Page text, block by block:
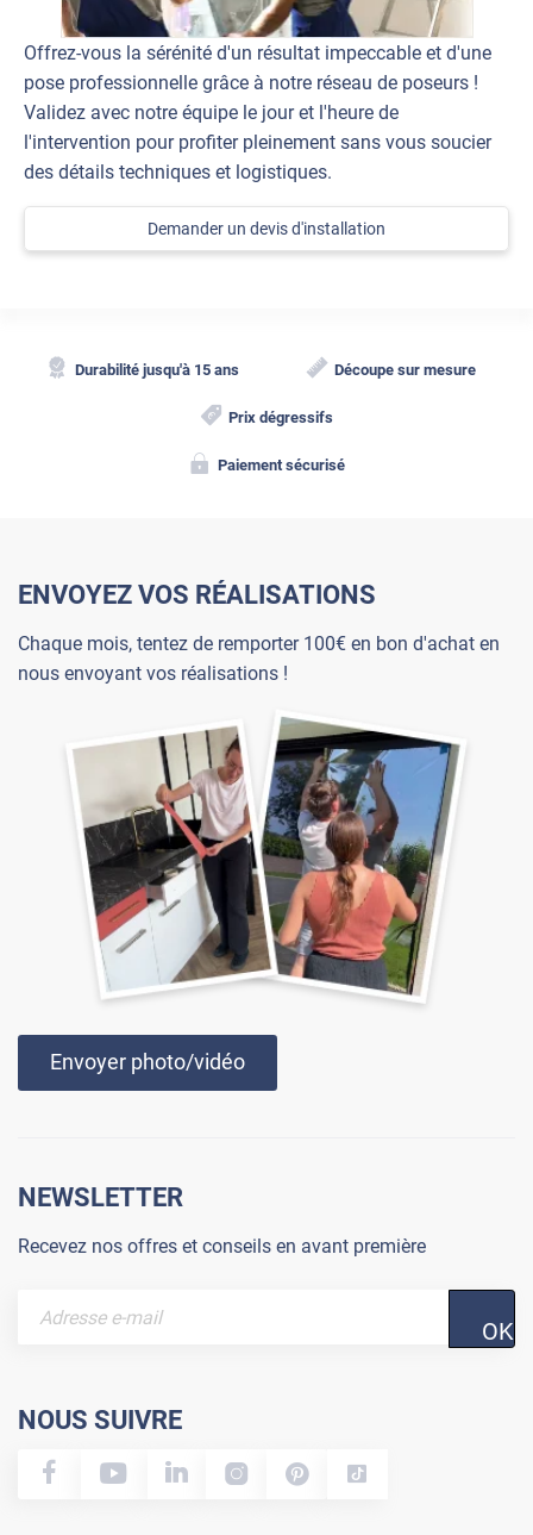
Offrez-vous la sérénité d'un résultat impeccable et d'une
pose professionnelle grâce à notre réseau de poseurs !
Validez avec notre équipe le jour et l'heure de
l'intervention pour profiter pleinement sans vous soucier
des détails techniques et logistiques.
Demander un devis d'installation
Durabilité jusqu'à 15 ans Découpe sur mesure
Prix dégressifs
Paiement sécurisé
ENVOYEZ VOS RÉALISATIONS
Chaque mois, tentez de remporter 100€ en bon d'achat en
nous envoyant vos réalisations !
Envoyer photo/vidéo
NEWSLETTER
Recevez nos offres et conseils en avant première
OK
NOUS SUIVRE